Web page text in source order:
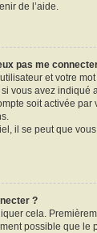
de l’aide.
pas me
et votre
vous avez
soit activée
il se peut que
?
cela.
possible que